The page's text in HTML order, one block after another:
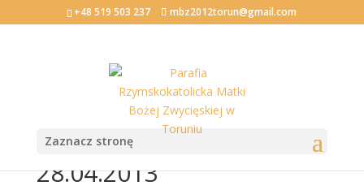
+48 519 503 237 mbz2012torun@gmail.com
Zaznacz stronę
V NIEDZIELA
WIELKANOCNA
28.04.2013